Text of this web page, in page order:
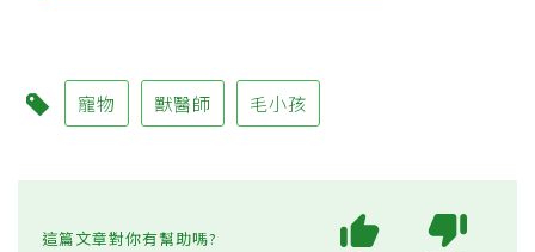
寵物 獸醫師 毛小孩
這篇文章對你有幫助嗎?